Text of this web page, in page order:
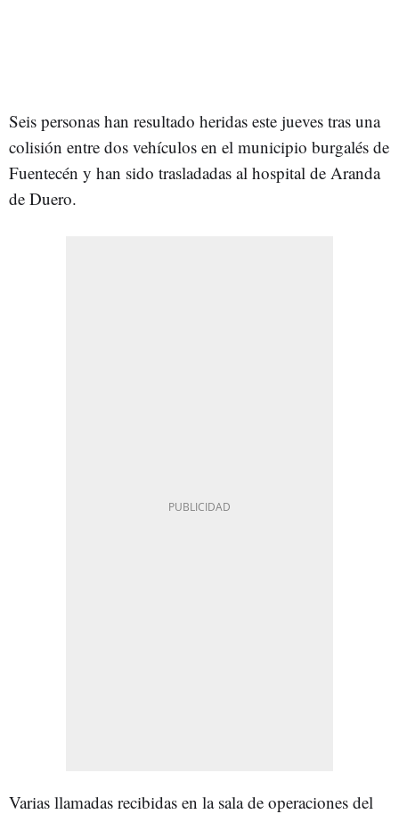
Seis personas han resultado heridas este jueves tras una
colisión entre dos vehículos en el municipio burgalés de
Fuentecén y han sido trasladadas al hospital de Aranda
de Duero.
Varias llamadas recibidas en la sala de operaciones del